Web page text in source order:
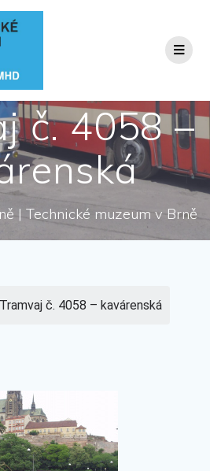
Přeskočit
č. 4058 –
| Technické muzeum v Brně
Tramvaj č. 4058 – kavárenská